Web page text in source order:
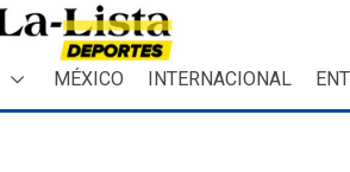
MÉXICO INTERNACIONAL